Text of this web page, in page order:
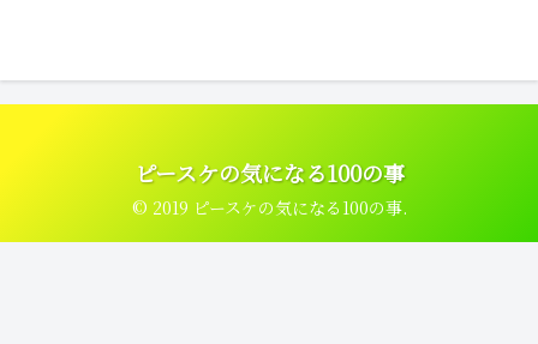
ピースケの気になる100の事
© 2019 ピースケの気になる100の事.